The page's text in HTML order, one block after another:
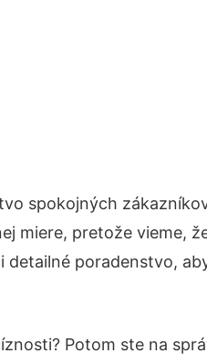
spokojných
miere, pretože vieme,
poradenstvo,
Potom ste na